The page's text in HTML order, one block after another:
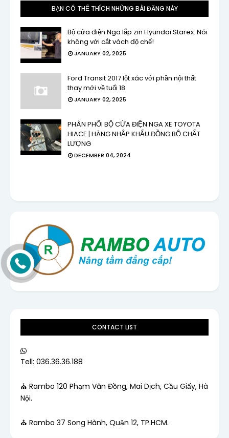
BẠN CÓ THỂ THÍCH NHỮNG BÀI ĐĂNG NÀY
Bộ cửa điện Nga lắp zin Hyundai Starex. Nói
không với cắt vách độ chế!
JANUARY 02, 2025
Ford Transit 2017 lột xác với phần nội thất
thay mới về tuổi 18
JANUARY 02, 2025
PHÂN PHỐI BỘ CỬA ĐIỆN NGA XE TOYOTA
HIACE | HÀNG NHẬP KHẨU ĐỒNG BỘ CHẤT
LƯỢNG
DECEMBER 04, 2024
CONTACT LIST
Tell: 036.36.36.188
⛪ Rambo 120 Phạm Văn Đồng, Mai Dịch, Cầu Giấy, Hà
Nội.
⛪ Rambo 37 Song Hành, Quận 12, TP.HCM.